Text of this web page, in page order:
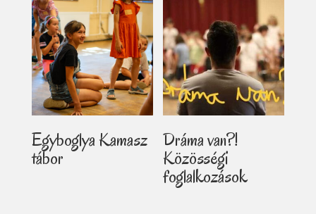
Egyboglya Kamasz
tábor
Dráma van?!
Közösségi
foglalkozások